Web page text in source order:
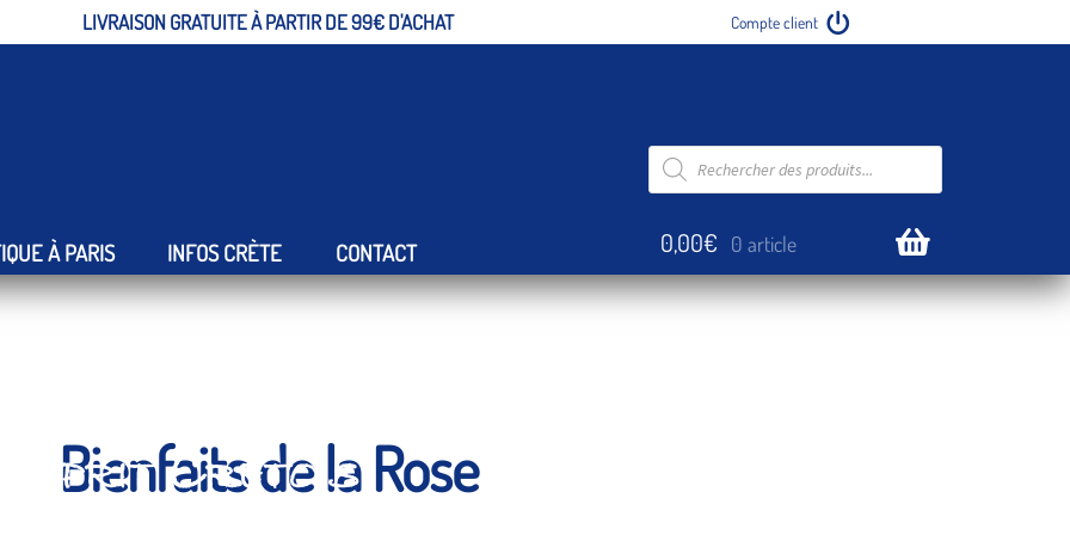
LIVRAISON GRATUITE À PARTIR DE 99€ D'ACHAT
Recherche
de
produits
À PARIS INFOS CRÈTE CONTACT 0,00€ 0 article
Crétois
Bienfaits de la Rose